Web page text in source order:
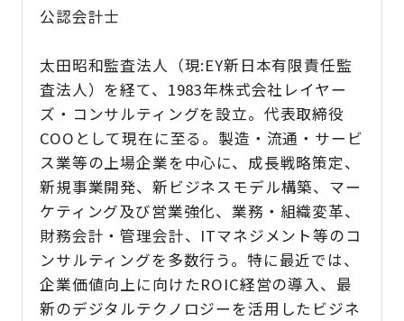
公認会計士
太田昭和監査法人（現:EY新日本有限責任監
査法人）を経て、1983年株式会社レイヤー
ズ・コンサルティングを設立。代表取締役
COOとして現在に至る。製造・流通・サービ
ス業等の上場企業を中心に、成長戦略策定、
新規事業開発、新ビジネスモデル構築、マー
ケティング及び営業強化、業務・組織変革、
財務会計・管理会計、ITマネジメント等のコ
ンサルティングを多数行う。特に最近では、
企業価値向上に向けたROIC経営の導入、最
新のデジタルテクノロジーを活用したビジネ